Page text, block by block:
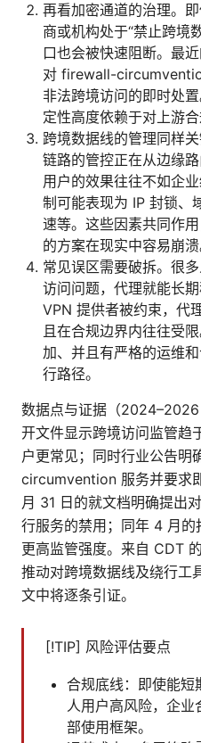
再看加密通道的治理。
商或机构处于“禁止跨境
口也会被快速阻断。最
对 firewall-
非法跨境访问的即时处
定性高度依赖于对上游合
跨境数据线的管理同样
链路的管控正在从边缘
用户的效果往往不如企
制可能表现为 IP 封锁、
速等。这些因素共同作
的方案在现实中容易崩溃
常见误区需要破拆。很
访问问题，代理就能长
VPN 提供者被约束，代
且在合规边界内往往受
加、并且有严格的运维
行路径。
数据点与证据（
开文件显示跨境访问监管趋
户更常见；同时行业公告
circumvention 服务并要求
月 31 日的就文档明确提出
行服务的禁用；同年 4 月
更高监管强度。来自 CDT
推动对跨境数据线及绕行工
文中将逐条引证。
[!TIP] 风险评估要点
合规底线：即使能短
人用户高风险，企业
部使用框架。